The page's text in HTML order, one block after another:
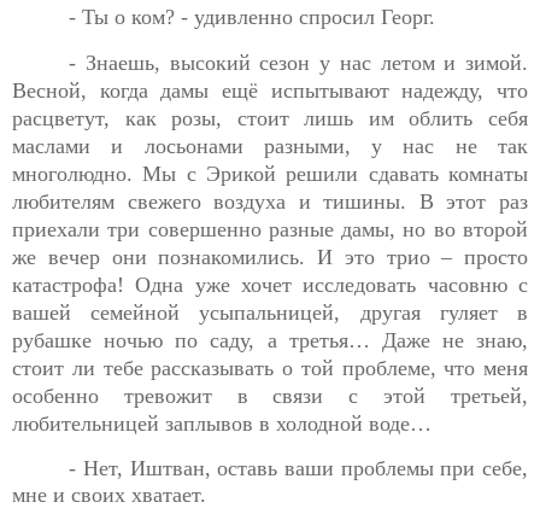
- Ты о ком? - удивленно спросил Георг.
- Знаешь, высокий сезон у нас летом и зимой.
Весной, когда дамы ещё испытывают надежду, что
расцветут, как розы, стоит лишь им облить себя
маслами и лосьонами разными, у нас не так
многолюдно. Мы с Эрикой решили сдавать комнаты
любителям свежего воздуха и тишины. В этот раз
приехали три совершенно разные дамы, но во второй
же вечер они познакомились. И это трио – просто
катастрофа! Одна уже хочет исследовать часовню с
вашей семейной усыпальницей, другая гуляет в
рубашке ночью по саду, а третья… Даже не знаю,
стоит ли тебе рассказывать о той проблеме, что меня
особенно тревожит в связи с этой третьей,
любительницей заплывов в холодной воде…
- Нет, Иштван, оставь ваши проблемы при себе,
мне и своих хватает.